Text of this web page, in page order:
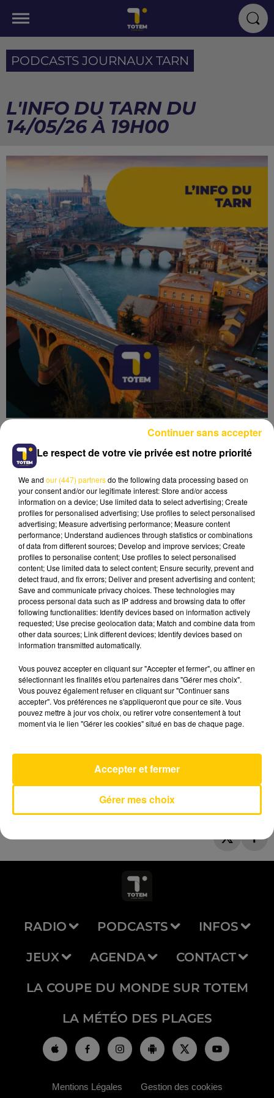
PODCASTS JOURNAUX TARN
L'INFO DU TARN DU
14/05/26 À 19H00
Lecture (3 min 58 sec)
14 mai 2026 - 3 min 58 sec
L'INFO DU TARN DU 14/05/26 À 19H00
L'info du Tarn
AVEYRON NORD
RADIO PODCASTS INFOS
JEUX AGENDA CONTACT
LA COUPE DU MONDE SUR TOTEM
LA MÉTÉO DES PLAGES
Mentions Légales Gestion des cookies
Le respect de votre vie privée est notre priorité
We and our (447) partnersdo the following data processing based on
your consent and/or our legitimate interest: Store and/or access
information on a device; Use limited data to select advertising; Create
profiles for personalised advertising; Use profiles to select personalised
advertising; Measure advertising performance; Measure content
performance; Understand audiences through statistics or combinations
of data from different sources; Develop and improve services; Create
profiles to personalise content; Use profiles to select personalised
content; Use limited data to select content; Ensure security, prevent and
detect fraud, and fix errors; Deliver and present advertising and content;
Save and communicate privacy choices. These technologies may
process personal data such as IP address and browsing data to offer
following functionalities: Identify devices based on information actively
requested; Use precise geolocation data; Match and combine data from
other data sources; Link different devices; Identify devices based on
information transmitted automatically.
Vous pouvez accepter en cliquant sur "Accepter et fermer", ou affiner en
sélectionnant les finalités et/ou partenaires dans "Gérer mes choix".
Vous pouvez également refuser en cliquant sur "Continuer sans
accepter". Vos préférences ne s'appliqueront que pour ce site. Vous
pouvez mettre à jour vos choix, ou retirer votre consentement à tout
moment via le lien "Gérer les cookies" situé en bas de chaque page.
Gérer mes choix
Accepter et fermer
Continuer sans accepter